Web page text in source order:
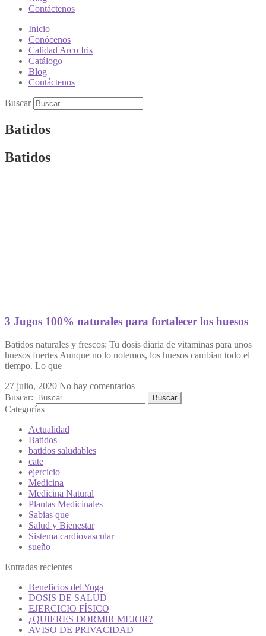
Contáctenos
Inicio
Conócenos
Calidad Arco Iris
Catálogo
Blog
Contáctenos
Buscar
Batidos
Batidos
3 Jugos 100% naturales para fortalecer los huesos
Batidos naturales y frescos: Tu dosis diaria de vitaminas para unos
huesos fuertes Aunque no lo notemos, los huesos cambian todo el
tiempo. Lo que
27 julio, 2020 No hay comentarios
Buscar:
Categorías
Actualidad
Batidos
batidos saludables
cate
ejercicio
Medicina
Medicina Natural
Plantas Medicinales
Sabias que
Salud y Bienestar
Sistema cardiovascular
sueño
Entradas recientes
Beneficios del Yoga
DOSIS DE SALUD
EJERCICIO FÍSICO
¿QUIERES DORMIR MEJOR?
AVISO DE PRIVACIDAD